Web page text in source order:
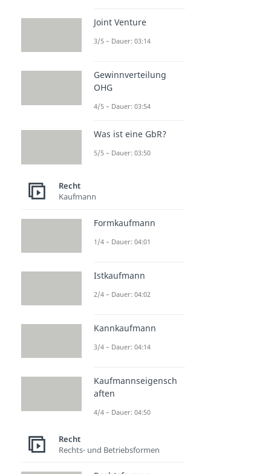
Joint Venture
3/5 – Dauer: 03:14
Gewinnverteilung
OHG
4/5 – Dauer: 03:54
Was ist eine GbR?
5/5 – Dauer: 03:50
Recht
Kaufmann
Formkaufmann
1/4 – Dauer: 04:01
Istkaufmann
2/4 – Dauer: 04:02
Kannkaufmann
3/4 – Dauer: 04:14
Kaufmannseigensch
aften
4/4 – Dauer: 04:50
Recht
Rechts- und Betriebsformen